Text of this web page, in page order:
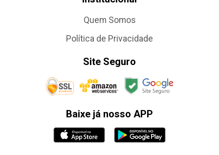
Quem Somos
Política de Privacidade
Site Seguro
Baixe já nosso APP